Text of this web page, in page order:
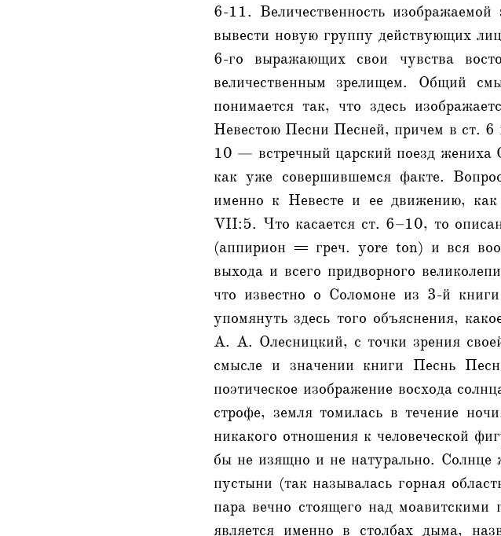
6-11. Величественность
вывести новую группу действующих
6-го выражающих свои чувства
величественным зрелищем. Общий
понимается так, что здесь
Невестою Песни Песней, причем в ст. 6
10 — встречный царский поезд жениха
как уже совершившемся факте.
именно к Невесте и ее движению,
VII:5. Что касается ст. 6–10, то
(аппирион = греч. yore ton) и вся
выхода и всего придворного
что известно о Соломоне из 3-й
упомянуть здесь того объяснения,
А. А. Олесницкий, с точки зрения
смысле и значении книги Песнь
поэтическое изображение восхода
строфе, земля томилась в течение
никакого отношения к человеческой
бы не изящно и не натурально. Солнце
пустыни (так называлась горная
пара вечно стоящего над
является именно в столбах дыма,